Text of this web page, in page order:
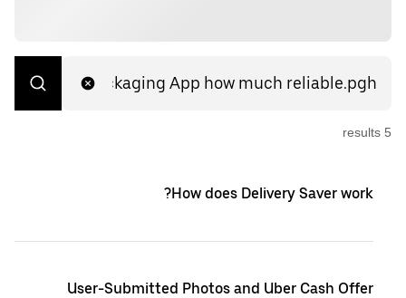
5
s
How does Delivery Saver work?
User-Submitted Photos and Uber Cash Offer